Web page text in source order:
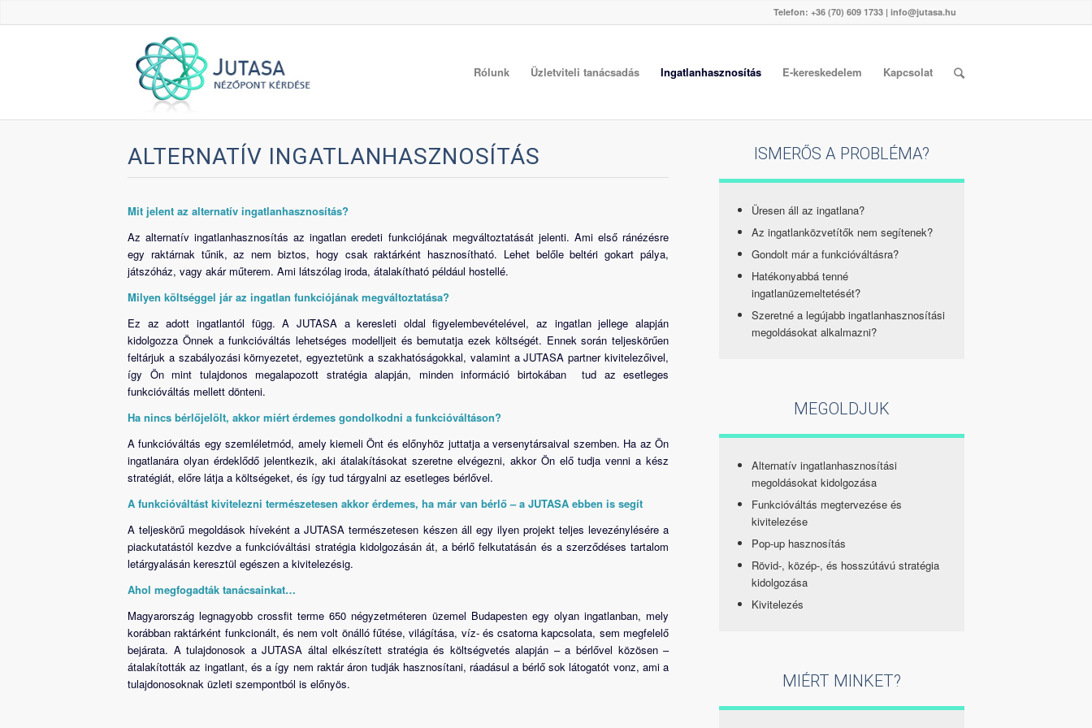
Telefon: +36 (70) 609 1733 | info@jutasa.hu
Rólunk Üzletviteli tanácsadás Ingatlanhasznosítás E-kereskedelem Kapcsolat
ALTERNATÍV INGATLANHASZNOSÍTÁS
Mit jelent az alternatív ingatlanhasznosítás?
Az alternatív ingatlanhasznosítás az ingatlan eredeti funkciójának megváltoztatását jelenti. Ami első ránézésre
egy raktárnak tűnik, az nem biztos, hogy csak raktárként hasznosítható. Lehet belőle beltéri gokart pálya,
játszóház, vagy akár műterem. Ami látszólag iroda, átalakítható például hostellé.
Milyen költséggel jár az ingatlan funkciójának megváltoztatása?
Ez az adott ingatlantól függ. A JUTASA a keresleti oldal figyelembevételével, az ingatlan jellege alapján
kidolgozza Önnek a funkcióváltás lehetséges modelljeit és bemutatja ezek költségét. Ennek során teljeskörűen
feltárjuk a szabályozási környezetet, egyeztetünk a szakhatóságokkal, valamint a JUTASA partner kivitelezőivel,
így Ön mint tulajdonos megalapozott stratégia alapján, minden információ birtokában tud az esetleges
funkcióváltás mellett dönteni.
Ha nincs bérlőjelölt, akkor miért érdemes gondolkodni a funkcióváltáson?
A funkcióváltás egy szemléletmód, amely kiemeli Önt és előnyhöz juttatja a versenytársaival szemben. Ha az Ön
ingatlanára olyan érdeklődő jelentkezik, aki átalakításokat szeretne elvégezni, akkor Ön elő tudja venni a kész
stratégiát, előre látja a költségeket, és így tud tárgyalni az esetleges bérlővel.
A funkcióváltást kivitelezni természetesen akkor érdemes, ha már van bérlő – a JUTASA ebben is segít
A teljeskörű megoldások híveként a JUTASA természetesen készen áll egy ilyen projekt teljes levezénylésére a
piackutatástól kezdve a funkcióváltási stratégia kidolgozásán át, a bérlő felkutatásán és a szerződéses tartalom
letárgyalásán keresztül egészen a kivitelezésig.
Ahol megfogadták tanácsainkat…
Magyarország legnagyobb crossfit terme 650 négyzetméteren üzemel Budapesten egy olyan ingatlanban, mely
korábban raktárként funkcionált, és nem volt önálló fűtése, világítása, víz- és csatorna kapcsolata, sem megfelelő
bejárata. A tulajdonosok a JUTASA által elkészített stratégia és költségvetés alapján – a bérlővel közösen –
átalakították az ingatlant, és a így nem raktár áron tudják hasznosítani, ráadásul a bérlő sok látogatót vonz, ami a
tulajdonosoknak üzleti szempontból is előnyös.
ISMERŐS A PROBLÉMA?
Üresen áll az ingatlana?
Az ingatlanközvetítők nem segítenek?
Gondolt már a funkcióváltásra?
Hatékonyabbá tenné
ingatlanüzemeltetését?
Szeretné a legújabb ingatlanhasznosítási
megoldásokat alkalmazni?
MEGOLDJUK
Alternatív ingatlanhasznosítási
megoldásokat kidolgozása
Funkcióváltás megtervezése és
kivitelezése
Pop-up hasznosítás
Rövid-, közép-, és hosszútávú stratégia
kidolgozása
Kivitelezés
MIÉRT MINKET?